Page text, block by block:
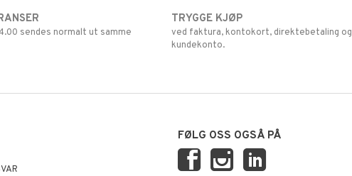
sendes normalt ut samme
TRYGGE KJØP
ved faktura, kontokort, direktebetaling og
kundekonto.
FØLG OSS OGSÅ PÅ